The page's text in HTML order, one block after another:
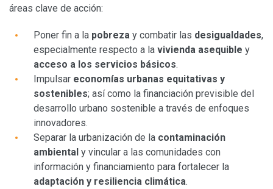
áreas clave de acción:
Poner fin a la pobreza y combatir las desigualdades,
especialmente respecto a la vivienda asequible y
acceso a los servicios básicos.
Impulsar economías urbanas equitativas y
sostenibles; así como la financiación previsible del
desarrollo urbano sostenible a través de enfoques
innovadores.
Separar la urbanización de la contaminación
ambiental y vincular a las comunidades con
información y financiamiento para fortalecer la
adaptación y resiliencia climática.